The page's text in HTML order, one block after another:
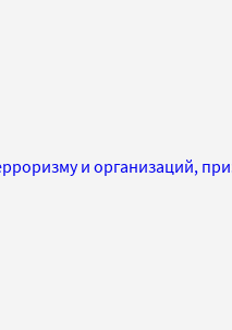
и организаций,